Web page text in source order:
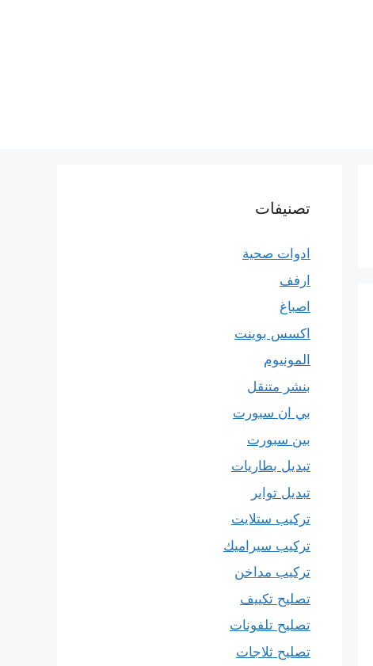
تصنيفات
ادوات صحية
ارفف
اصباغ
اكسس بوينت
المونيوم
بنشر متنقل
بي ان سبورت
بين سبورت
تبديل بطاريات
تبديل تواير
تركيب ستلايت
تركيب سيراميك
تركيب مداخن
تصليح تكييف
تصليح تلفونات
تصليح ثلاجات